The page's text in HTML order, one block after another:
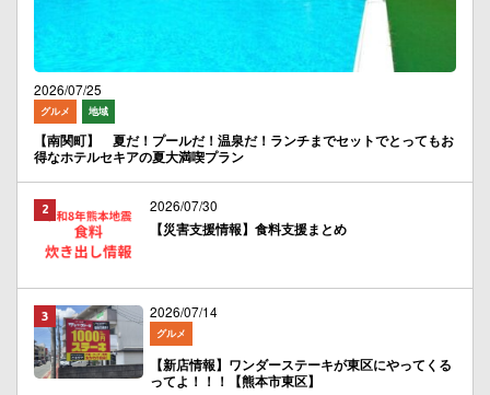
2026/07/25
グルメ 地域
【南関町】 夏だ！プールだ！温泉だ！ランチまでセットでとってもお
得なホテルセキアの夏大満喫プラン
2026/07/30
【災害支援情報】食料支援まとめ
2026/07/14
グルメ
【新店情報】ワンダーステーキが東区にやってくる
ってよ！！！【熊本市東区】